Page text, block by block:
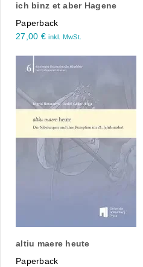
ich binz et aber Hagene
Paperback
27,00 € inkl. MwSt.
altiu maere heute
Paperback